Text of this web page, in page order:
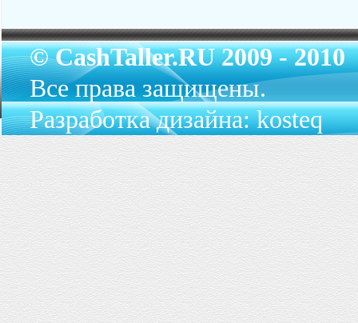
© CashTaller.RU 2009 - 2010
Все права защищены.
Разработка дизайна: kosteq